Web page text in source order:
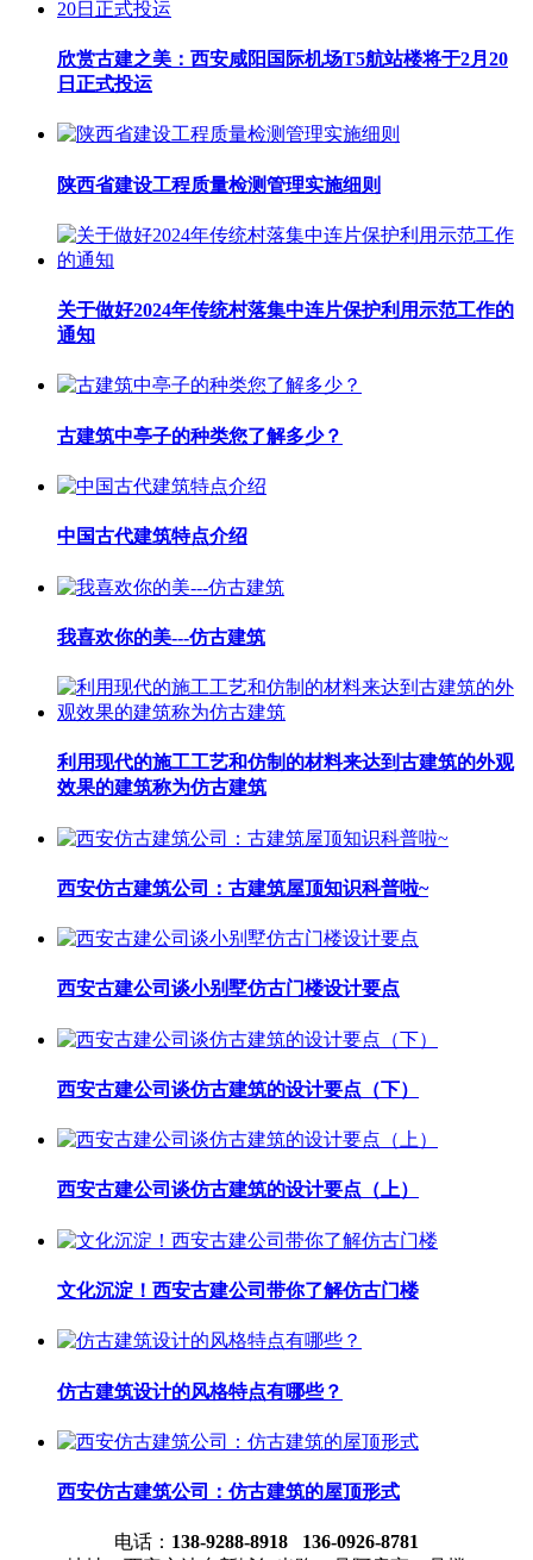
欣赏古建之美：西安咸阳国际机场T5航站楼将于2月20
日正式投运
陕西省建设工程质量检测管理实施细则
关于做好2024年传统村落集中连片保护利用示范工作的
通知
古建筑中亭子的种类您了解多少？
中国古代建筑特点介绍
我喜欢你的美---仿古建筑
利用现代的施工工艺和仿制的材料来达到古建筑的外观
效果的建筑称为仿古建筑
西安仿古建筑公司：古建筑屋顶知识科普啦~
西安古建公司谈小别墅仿古门楼设计要点
西安古建公司谈仿古建筑的设计要点（下）
西安古建公司谈仿古建筑的设计要点（上）
文化沉淀！西安古建公司带你了解仿古门楼
仿古建筑设计的风格特点有哪些？
西安仿古建筑公司：仿古建筑的屋顶形式
电话： 138-9288-8918 136-0926-8781